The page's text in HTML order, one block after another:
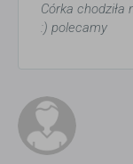
Córka
:) polecamy